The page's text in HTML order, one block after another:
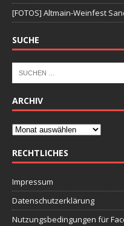
[FOTOS] Altmain-Weinfest
SUCHE
ARCHIV
RECHTLICHES
Impressum
Datenschutzerklärung
Nutzungsbedingungen für